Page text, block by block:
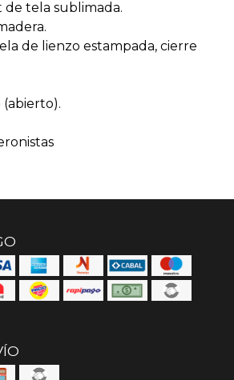
de tela sublimada.
de lienzo estampada, cierre